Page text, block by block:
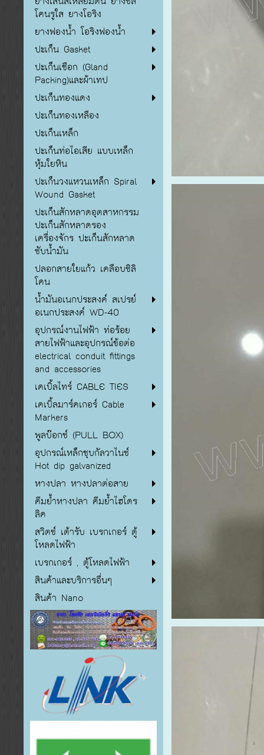
โคนรูใส ยางโอริง
ยางฟองน้ำ โอริงฟองน้ำ
ปะเก็น Gasket
ปะเก็นเชือก (Gland
Packing)และผ้าเทป
ปะเก็นทองแดง
ปะเก็นทองเหลือง
ปะเก็นเหล็ก
ปะเก็นท่อไอเสีย แบบเหล็ก
หุ้มใยหิน
ปะเก็นวงแหวนเหล็ก Spiral
Wound Gasket
ปะเก็นสักหลาดอุตสาหกรรม
ปะเก็นสักหลาดรอง
เครื่องจักร ปะเก็นสักหลาด
ซับน้ำมัน
ปลอกสายใยแก้ว เคลือบซิลิ
โคน
น้ำมันอเนกประสงค์ สเปรย์
อเนกประสงค์ WD-40
อุปกรณ์งานไฟฟ้า ท่อร้อย
สายไฟฟ้าและอุปกรณ์ข้อต่อ
electrical conduit fittings
and accessories
เคเบิ้ลไทร์ CABLE TIES
เคเบิ้ลมาร์คเกอร์ Cable
Markers
พูลบ๊อกซ์ (PULL BOX)
อุปกรณ์เหล็กชุบกัลวาไนซ์
Hot dip galvanized
หางปลา หางปลาต่อสาย
คีมย้ำหางปลา คีมย้ำไฮโดร
ลิค
สวิตซ์ เต้ารับ เบรกเกอร์ ตู้
โหลดไฟฟ้า
เบรกเกอร์ , ตู้โหลดไฟฟ้า
สินค้าและบริการอื่นๆ
สินค้า Nano